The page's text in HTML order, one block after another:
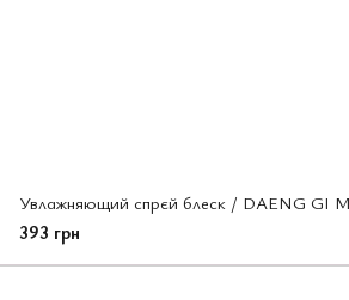
393 грн